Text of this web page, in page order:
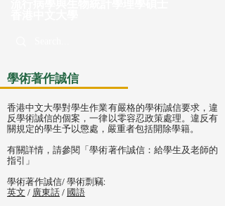
學術著作誠信
香港中文大學對學生作業有嚴格的學術誠信要求，違
反學術誠信的個案，一律以零容忍政策處理。違反有
關規定的學生予以懲處，嚴重者包括開除學籍。
有關詳情，請參閱 「學術著作誠信：給學生及老師的
指引」
學術著作誠信/ 學術剽竊:
英文 / 廣東話 / 國語